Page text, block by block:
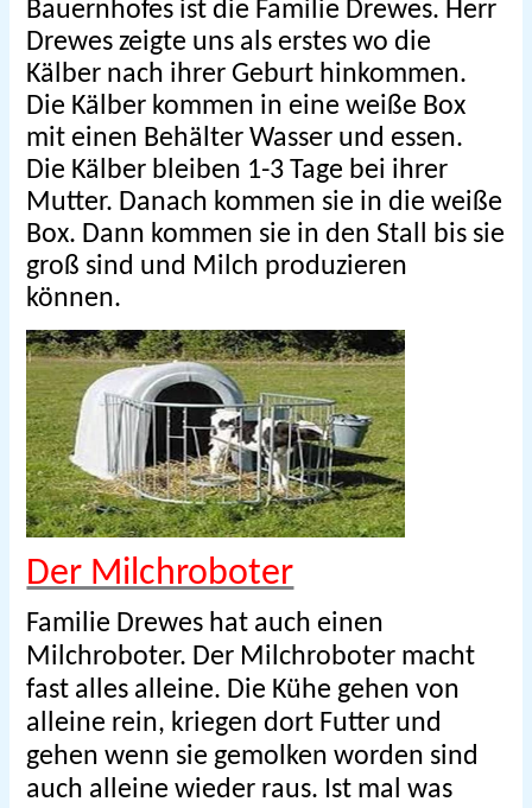
Bauernhofes ist die Familie Drewes. Herr
Drewes zeigte uns als erstes wo die
Kälber nach ihrer Geburt hinkommen.
Die Kälber kommen in eine weiße Box
mit einen Behälter Wasser und essen.
Die Kälber bleiben 1-3 Tage bei ihrer
Mutter. Danach kommen sie in die weiße
Box. Dann kommen sie in den Stall bis sie
groß sind und Milch produzieren
können.
Der Milchroboter
Familie Drewes hat auch einen
Milchroboter. Der Milchroboter macht
fast alles alleine. Die Kühe gehen von
alleine rein, kriegen dort Futter und
gehen wenn sie gemolken worden sind
auch alleine wieder raus. Ist mal was